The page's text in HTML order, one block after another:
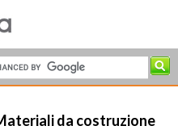
da costruzione